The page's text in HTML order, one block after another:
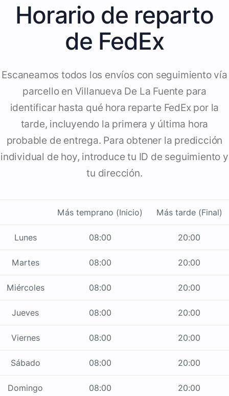
Horario de reparto
de FedEx
Escaneamos todos los envíos con seguimiento vía
parcello en Villanueva De La Fuente para
identificar hasta qué hora reparte FedEx por la
tarde, incluyendo la primera y última hora
probable de entrega. Para obtener la predicción
individual de hoy, introduce tu ID de seguimiento y
tu dirección.
Más temprano (Inicio) Más tarde (Final)
Lunes 08:00 20:00
Martes 08:00 20:00
Miércoles 08:00 20:00
Jueves 08:00 20:00
Viernes 08:00 20:00
Sábado 08:00 20:00
Domingo 08:00 20:00